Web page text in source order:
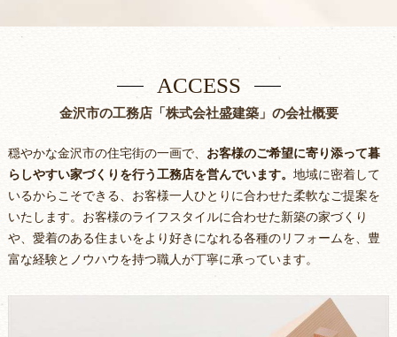
金沢市の工務店「株式会社盛建築」の会社概要
ACCESS
穏やかな金沢市の住宅街の一画で、 お客様のご希望に寄り添って暮
らしやすい家づくりを行う工務店を営んでいます。 地域に密着して
いるからこそできる、お客様一人ひとりに合わせた柔軟なご提案を
いたします。お客様のライフスタイルに合わせた新築の家づくり
や、愛着のある住まいをより好きになれる各種のリフォームを、豊
富な経験とノウハウを持つ職人が丁寧に承っています。